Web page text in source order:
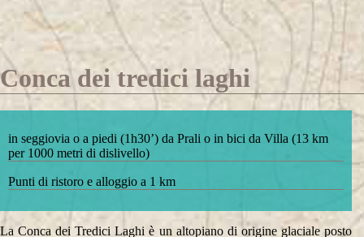
Conca dei tredici laghi
in seggiovia o a piedi (1h30’) da Prali o in bici da Villa (13 km
per 1000 metri di dislivello)
Punti di ristoro e alloggio a 1 km
La Conca dei Tredici Laghi è un altopiano di origine glaciale posto